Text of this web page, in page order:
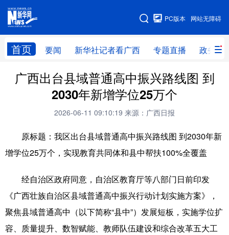
网站无障碍
PC版本
首页 要闻 新华社记者看广西 专题直播 政务信
网站地图
广西频道
新华社记者 专题直播
新华网导航
学习进行时 高层 时政 人事
国际 财经 网评 港澳
台湾 思客智库 全球连线 教育
广西出台县域普通高中振兴路线图 到
2030年新增学位25万个
2026-06-11 09:10:19 来源：广西日报
原标题：我区出台县域普通高中振兴路线图 到2030年新
增学位25万个，实现教育共同体和县中帮扶100%全覆盖
经自治区政府同意，自治区教育厅等八部门日前印发
《广西壮族自治区县域普通高中振兴行动计划实施方案》，
聚焦县域普通高中（以下简称“县中”）发展短板，实施学位扩
容、质量提升、数智赋能、教师队伍建设和综合改革五大工